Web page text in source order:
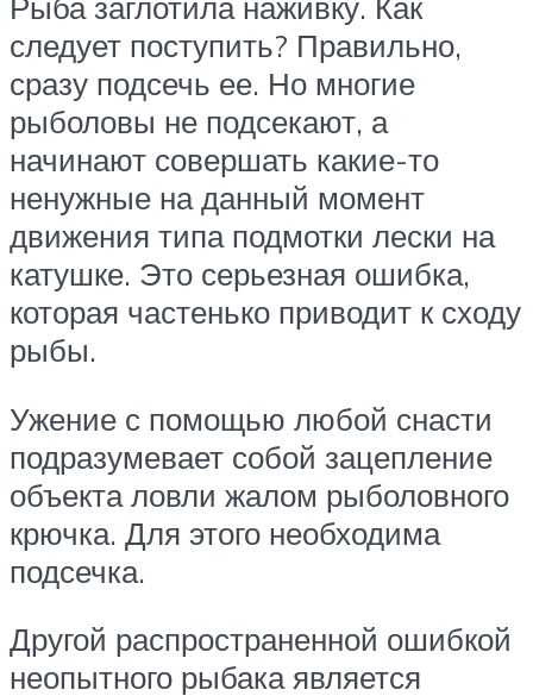
следует поступить? Правильно,
сразу подсечь ее. Но многие
рыболовы не подсекают, а
начинают совершать какие-то
ненужные на данный момент
движения типа подмотки лески на
катушке. Это серьезная ошибка,
которая частенько приводит к сходу
рыбы.
Ужение с помощью любой снасти
подразумевает собой зацепление
объекта ловли жалом рыболовного
крючка. Для этого необходима
подсечка.
Другой распространенной ошибкой
неопытного рыбака является